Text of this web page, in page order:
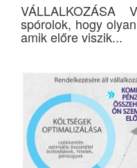
VÁLLALKOZÁSA
spórolok, hogy
amik előre viszik...